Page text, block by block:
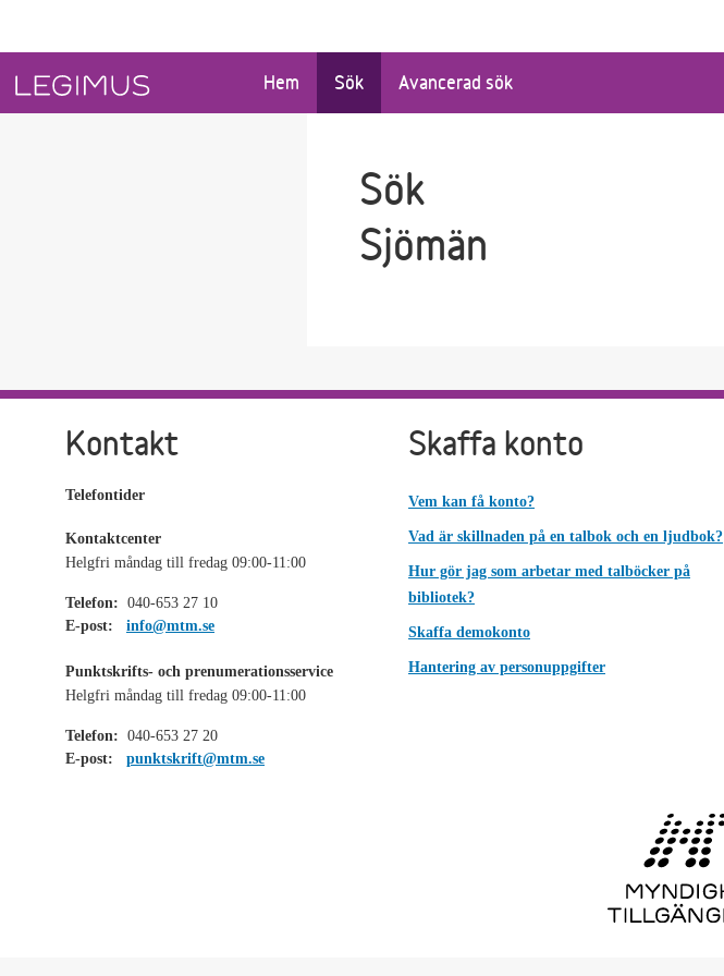
Hem Sök Avancerad sök
Sök
Sjömän
Kontakt
Telefontider
Kontaktcenter
Helgfri måndag till fredag 09:00-11:00
Telefon: 040-653 27 10
E-post:
info@mtm.se
Punktskrifts- och prenumerationsservice
Helgfri måndag till fredag 09:00-11:00
Telefon: 040-653 27 20
E-post:
punktskrift@mtm.se
Skaffa konto
Vem kan få konto?
Vad är skillnaden på en talbok och en ljudbok?
Hur gör jag som arbetar med talböcker på
bibliotek?
Skaffa demokonto
Hantering av personuppgifter